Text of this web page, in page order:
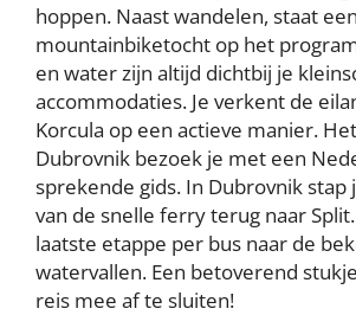
hoppen. Naast wandelen, staat
mountainbiketocht op het
en water zijn altijd dichtbij je
accommodaties. Je verkent de
Korcula op een actieve manier.
Dubrovnik bezoek je met een
sprekende gids. In Dubrovnik stap
van de snelle ferry terug naar
laatste etappe per bus naar de
watervallen. Een betoverend
reis mee af te sluiten!